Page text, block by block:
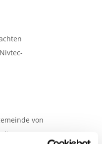
von
unserer